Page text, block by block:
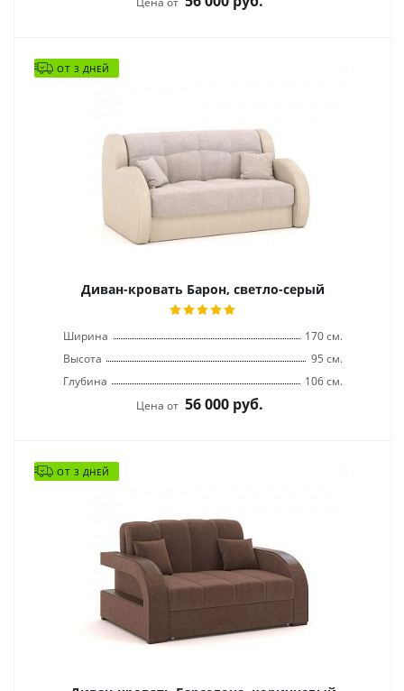
ОТ 3 ДНЕЙ
Диван-кровать Барон, светло-серый
Ширина
170 см.
Высота
95 см.
Глубина
106 см.
Цена от 56 000 руб.
ОТ 3 ДНЕЙ